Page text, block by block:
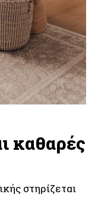
καθαρές
στηρίζεται